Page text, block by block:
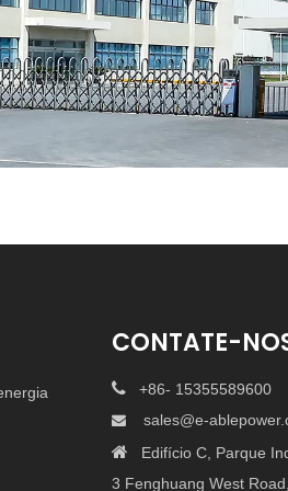
CONTATE-
 +86- 15355589600

sales@e-
 Edifício C, Parque
3 Fenghuang West